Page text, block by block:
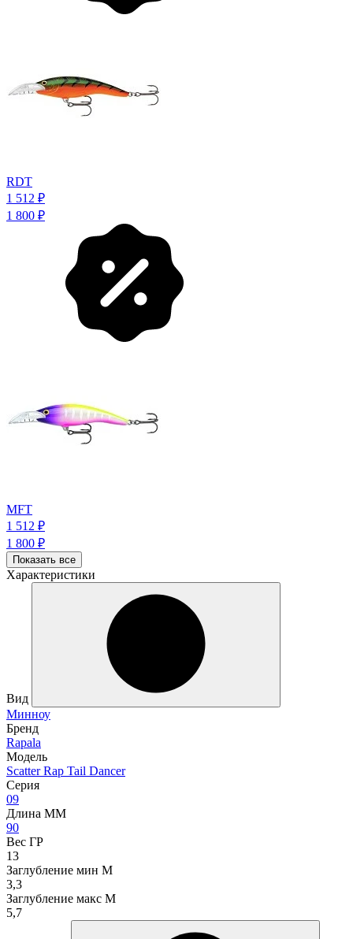
RDT
1 512 ₽
1 800 ₽
MFT
1 512 ₽
1 800 ₽
Показать все
Характеристики
Вид
Минноу
Бренд
Rapala
Модель
Scatter Rap Tail Dancer
Серия
09
Длина ММ
90
Вес ГР
13
Заглубление мин М
3,3
Заглубление макс М
5,7